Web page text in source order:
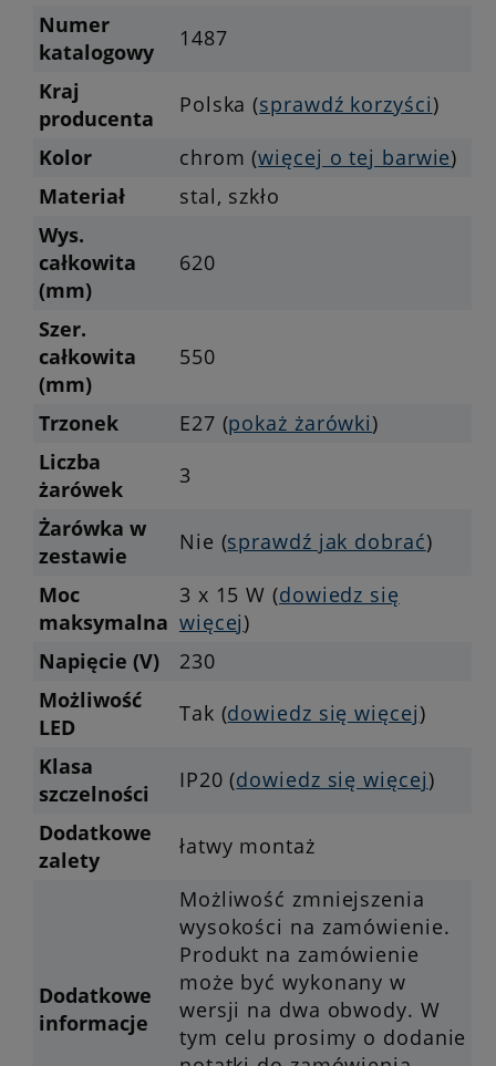
Numer
katalogowy
1487
Kraj
producenta
Polska (sprawdź korzyści)
Kolor
chrom (więcej o tej barwie)
Materiał
stal, szkło
Wys.
całkowita
(mm)
620
Szer.
całkowita
(mm)
550
Trzonek E27 (pokaż żarówki)
Liczba
żarówek
3
Żarówka w
zestawie
Nie (sprawdź jak dobrać)
Moc
maksymalna
3 x 15 W (dowiedz się
więcej)
Napięcie (V)
230
Możliwość
LED
Tak (dowiedz się więcej)
Klasa
szczelności
IP20 (dowiedz się więcej)
Dodatkowe
zalety
łatwy montaż
Dodatkowe
informacje
Możliwość zmniejszenia
wysokości na zamówienie.
Produkt na zamówienie
może być wykonany w
wersji na dwa obwody. W
tym celu prosimy o dodanie